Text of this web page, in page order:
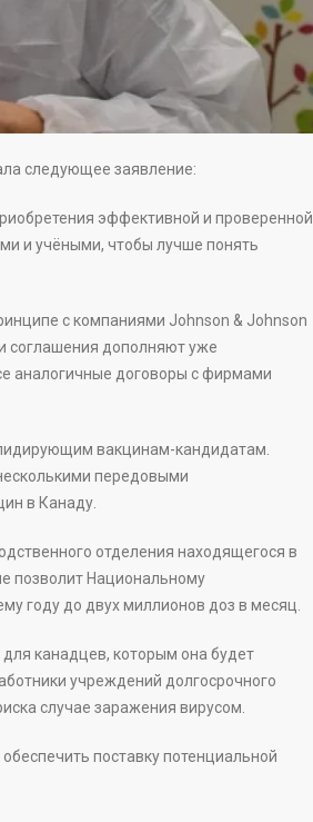
следующее заявление:
эффективной и проверенной
и учёными, чтобы лучше понять
с компаниями Johnson & Johnson
соглашения дополняют уже
аналогичные договоры с фирмами
вакцинам-кандидатам.
передовыми
в Канаду.
отделения находящегося в
позволит Национальному
году до двух миллионов доз в месяц.
канадцев, которым она будет
учреждений долгосрочного
случае заражения вирусом.
поставку потенциальной